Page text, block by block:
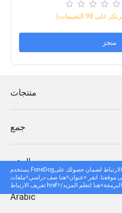
98 التقييمات)
منجز
منتجات
جمع
الدعم
Arabic
يستخدم FoneDogملفات تعريف الارتباط لضمان حصولك على
موقعنا. انقر <عنوان=هنا صف دراسي=ملفات